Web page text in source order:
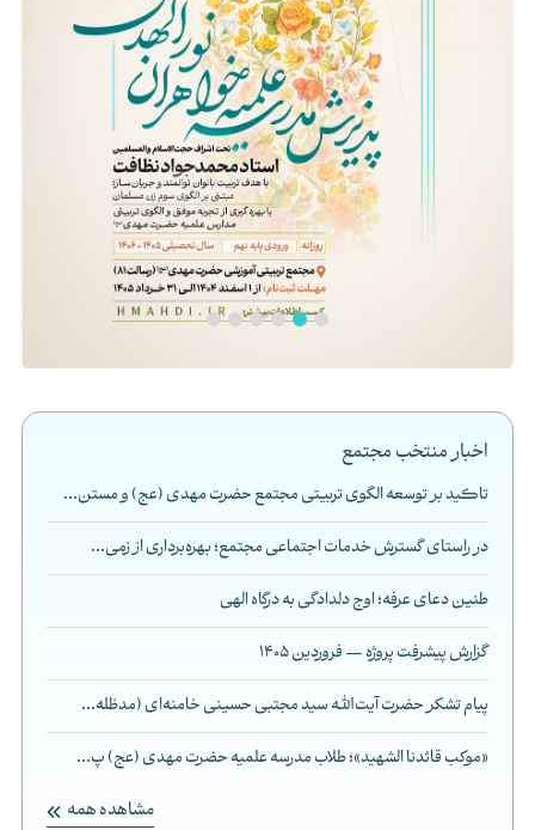
اخبار منتخب مجتمع
تاکید بر توسعه الگوی تربیتی مجتمع حضرت مهدی (عج) و مستن...
در راستای گسترش خدمات اجتماعی مجتمع؛ بهره‌برداری از زمی...
طنین دعای عرفه؛ اوج دلدادگی به درگاه الهی
گزارش پیشرفت پروژه — فروردین 1405
پیام تشکر حضرت آیت‌الله سید مجتبی حسینی خامنه‌ای (مدظله...
«موکب قائدنا الشهید»؛ طلاب مدرسه علمیه حضرت مهدی (عج) پ...
مشاهده همه